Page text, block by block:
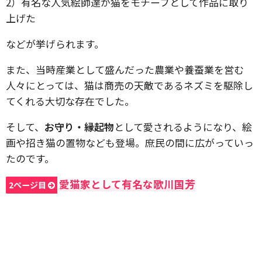
上げた
などが挙げられます。
また、当時産業として盛んだった農業や養蚕業を営む
人々にとっては、猫は商売の天敵であるネズミを駆除し
てくれる大切な存在でした。
そして、 お守り・縁起物として愛されるようになり、絵
画や招き猫の置物なども登場。庶民の間に広がっていっ
たのです。
2ページ目 愛猫家として有名な歌川国芳